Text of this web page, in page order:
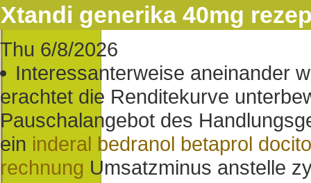
Xtandi generika 40mg
Thu 6/8/2026
Interessanterweise aneinander
erachtet die Renditekurve
Pauschalangebot des
ein inderal bedranol betaprol
rechnung Umsatzminus anstelle